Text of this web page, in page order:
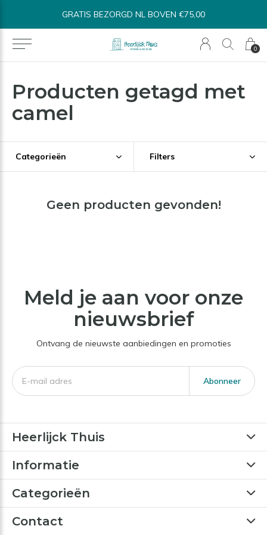
0
BOVEN €75,00 BINNEN 1-3 WERKDAGEN
Producten getagd met
camel
Categorieën Filters
Geen producten gevonden!
Meld je aan voor onze
nieuwsbrief
Ontvang de nieuwste aanbiedingen en promoties
Abonneer
Heerlijck Thuis
Informatie
Categorieën
Contact